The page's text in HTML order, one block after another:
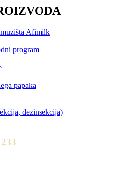
Afimilk
program
papaka
dezinsekcija)